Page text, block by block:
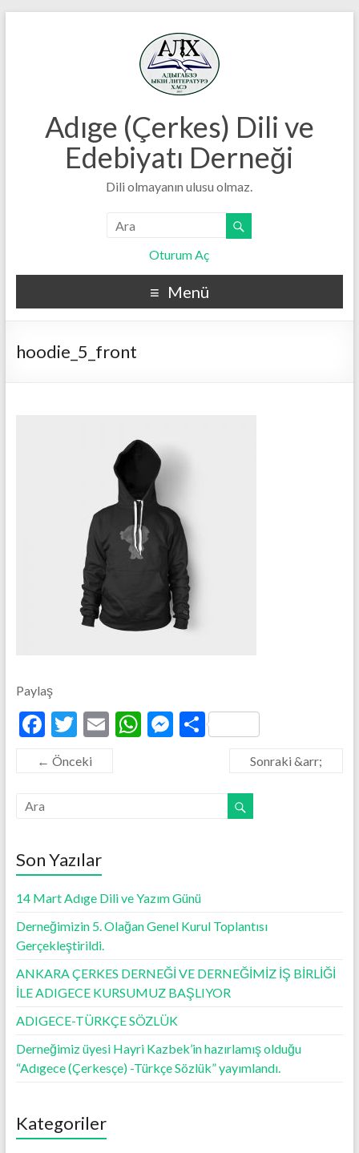
Adıge (Çerkes) Dili ve
Edebiyatı Derneği
Dili olmayanın ulusu olmaz.
Oturum Aç
Menü
hoodie_5_front
Paylaş
F
ac
e
o
k
T
w
itt
E WM S
← Önceki Sonraki &arr;
Son Yazılar
14 Mart Adıge Dili ve Yazım Günü
Derneğimizin 5. Olağan Genel Kurul Toplantısı
Gerçekleştirildi.
ANKARA ÇERKES DERNEĞİ VE DERNEĞİMİZ İŞ BİRLİĞİ
İLE ADIGECE KURSUMUZ BAŞLIYOR
ADIGECE-TÜRKÇE SÖZLÜK
Derneğimiz üyesi Hayri Kazbek’in hazırlamış olduğu
“Adıgece (Çerkesçe) -Türkçe Sözlük” yayımlandı.
Kategoriler